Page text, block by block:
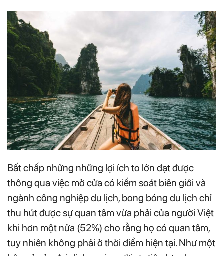
Bất chấp những những lợi ích to lớn đạt được
thông qua việc mở cửa có kiểm soát biên giới và
ngành công nghiệp du lịch, bong bóng du lịch chỉ
thu hút được sự quan tâm vừa phải của người Việt
khi hơn một nửa (52%) cho rằng họ có quan tâm,
tuy nhiên không phải ở thời điểm hiện tại. Như một